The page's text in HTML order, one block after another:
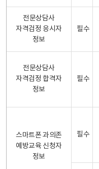
전문상담사
자격검정 응시자
정보
필수
전문상담사
자격검정 합격자
정보
필수
스마트폰 과의존
예방교육 신청자
정보
필수